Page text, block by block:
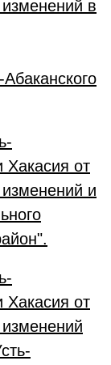
в
Хакасия от
и
Хакасия от